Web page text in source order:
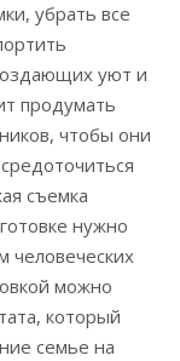
убрать все
уют и
продумать
чтобы они
съемка
нужно
человеческих
можно
который
семье на